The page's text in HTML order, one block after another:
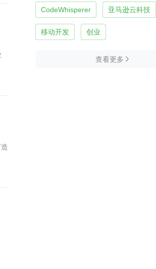
CodeWhisperer 亚马逊云科技
移动开发 创业
查看更多 